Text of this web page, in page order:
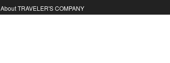
About TRAVELER'S COMPANY